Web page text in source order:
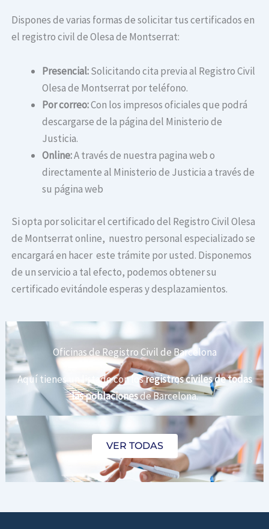
Dispones de varias formas de solicitar tus certificados en
el registro civil de Olesa de Montserrat:
Presencial:Solicitando cita previa al Registro Civil
Olesa de Montserrat por teléfono.
Por correo:Con los impresos oficiales que podrá
descargarse de la página del Ministerio de
Justicia.
Online:A través de nuestra pagina web o
directamente al Ministerio de Justicia a través de
su página web
Si opta por solicitar el certificado del Registro Civil Olesa
de Montserrat online, nuestro personal especializado se
encargará en hacer este trámite por usted. Disponemos
de un servicio a tal efecto, podemos obtener su
certificado evitándole esperas y desplazamientos.
Oficinas de Registro Civil de Barcelona
Aquí tienes un listado con losregistros civiles de todas
las poblacionesde Barcelona.
VER TODAS